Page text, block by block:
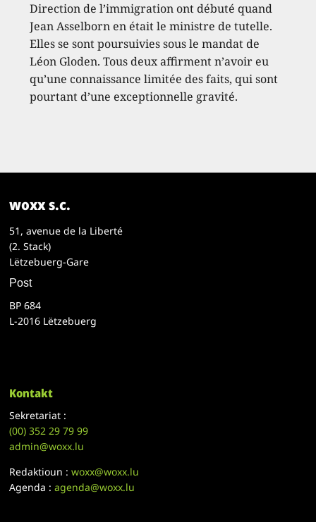
Direction de l’immigration ont débuté quand
Jean Asselborn en était le ministre de tutelle.
Elles se sont poursuivies sous le mandat de
Léon Gloden. Tous deux affirment n’avoir eu
qu’une connaissance limitée des faits, qui sont
pourtant d’une exceptionnelle gravité.
woxx s.c.
51, avenue de la Liberté
(2. Stack)
Lëtzebuerg-Gare
Post
BP 684
L-2016 Lëtzebuerg
Kontakt
Sekretariat :
(00)352 29 79 99
admin@woxx.lu
Redaktioun :woxx@woxx.lu
Agenda :agenda@woxx.lu